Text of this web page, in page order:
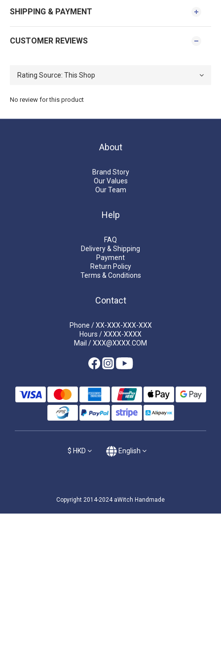
SHIPPING & PAYMENT
CUSTOMER REVIEWS
No review for this product
About
Brand Story
Our Values
Our Team
Help
FAQ
Delivery & Shipping
Payment
Return Policy
Terms & Conditions
Contact
Phone / XX-XXX-XXX-XXX
Hours / XXXX-XXXX
Mail / XXX@XXXX.COM
$ HKD English
Copyright 2014-2024 aWitch Handmade